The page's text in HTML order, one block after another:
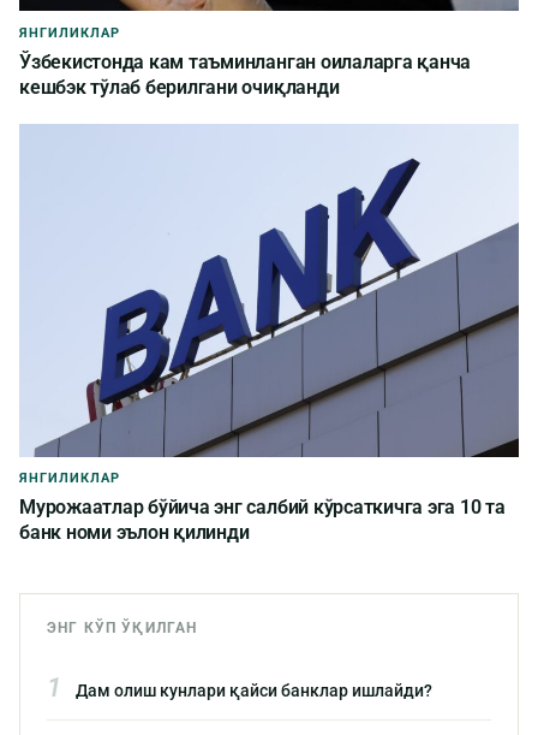
ЯНГИЛИКЛАР
Ўзбекистонда кам таъминланган оилаларга қанча
кешбэк тўлаб берилгани очиқланди
ЯНГИЛИКЛАР
Мурожаатлар бўйича энг салбий кўрсаткичга эга 10 та
банк номи эълон қилинди
ЭНГ КЎП ЎҚИЛГАН
1 Дам олиш кунлари қайси банклар ишлайди?